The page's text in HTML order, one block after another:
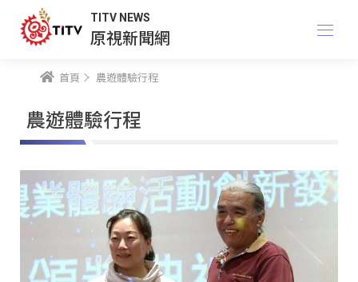
TITV NEWS
原視新聞網
首頁 農遊體驗行程
農遊體驗行程